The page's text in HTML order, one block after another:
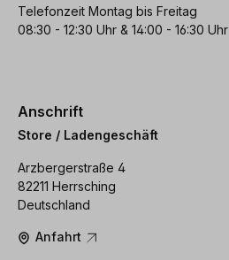
Telefonzeit Montag bis Freitag
08:30 - 12:30 Uhr & 14:00 - 16:30 Uhr
Anschrift
Store / Ladengeschäft
Arzbergerstraße 4
82211 Herrsching
Deutschland
Anfahrt